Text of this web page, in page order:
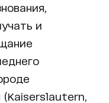
и
(Kaiserslautern,